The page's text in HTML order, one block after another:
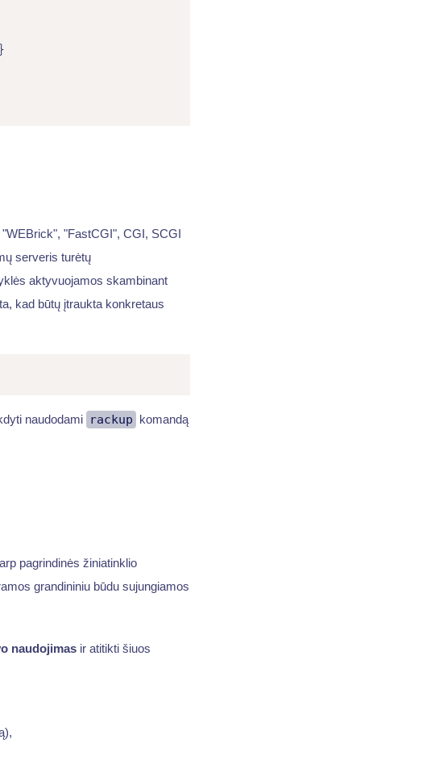
"FastCGI", CGI, SCGI
serveris turėtų
aktyvuojamos skambinant
kad būtų įtraukta konkretaus
naudodami rackup komandą
pagrindinės žiniatinklio
grandininiu būdu sujungiamos
naudojimasir atitikti šiuos